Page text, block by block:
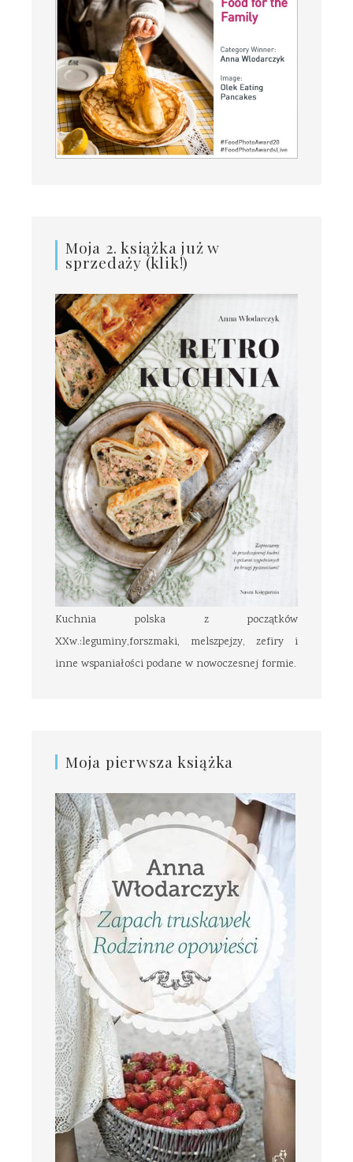
Moja 2. książka już w
sprzedaży (klik!)
Kuchnia polska z początków
XXw.:leguminy,forszmaki, melszpejzy, zefiry i
inne wspaniałości podane w nowoczesnej formie.
Moja pierwsza książka